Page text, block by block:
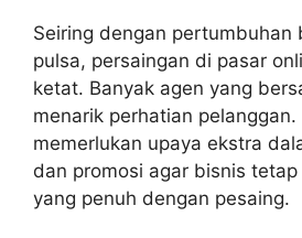
Seiring dengan pertumbuhan
pulsa, persaingan di pasar
ketat. Banyak agen yang
menarik perhatian pelanggan.
memerlukan upaya ekstra
dan promosi agar bisnis
yang penuh dengan pesaing.